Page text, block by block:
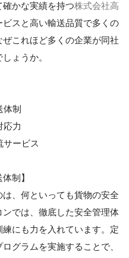
かな実績を持つ株式会社高
スと高い輸送品質で多くの
これほど多くの企業が同社
ょうか。
制
応力
サービス
制】
、何といっても貨物の安全
では、徹底した安全管理体
にも力を入れています。定
グラムを実施することで、